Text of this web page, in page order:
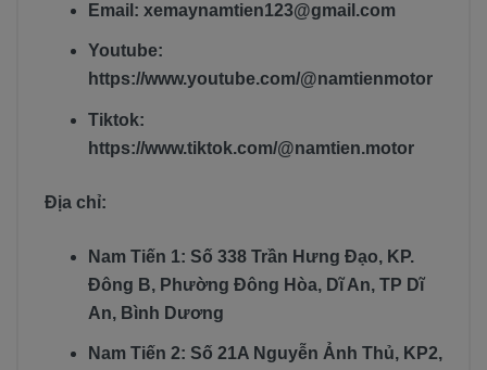
Email: xemaynamtien123@gmail.com
Youtube:
https://www.youtube.com/@namtienmotor
Tiktok:
https://www.tiktok.com/@namtien.motor
Địa chỉ:
Nam Tiến 1: Số 338 Trần Hưng Đạo, KP.
Đông B, Phường Đông Hòa, Dĩ An, TP Dĩ
An, Bình Dương
Nam Tiến 2: Số 21A Nguyễn Ảnh Thủ, KP2,